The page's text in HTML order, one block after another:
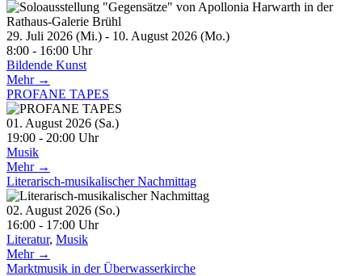
29. Juli 2026 (Mi.) - 10. August 2026 (Mo.)
8:00 - 16:00 Uhr
Bildende Kunst
Mehr →
PROFANE TAPES
01. August 2026 (Sa.)
19:00 - 20:00 Uhr
Musik
Mehr →
Literarisch-musikalischer Nachmittag
02. August 2026 (So.)
16:00 - 17:00 Uhr
Literatur, Musik
Mehr →
Marktmusik in der Überwasserkirche